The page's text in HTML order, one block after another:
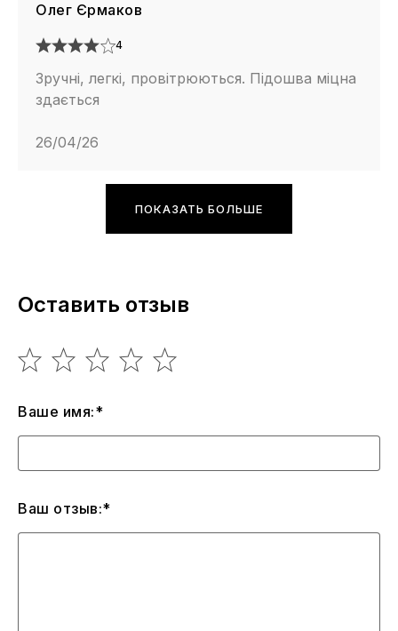
Олег Єрмаков
4
Зручні, легкі, провітрюються. Підошва міцна
здається
26/04/26
ПОКАЗАТЬ БОЛЬШЕ
Оставить отзыв
Ваше имя:*
Ваш отзыв:*